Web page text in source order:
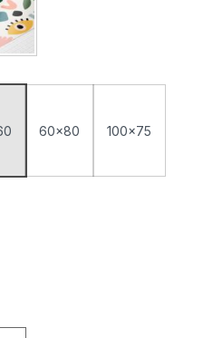
sur Papier Photo
60x80 100x75